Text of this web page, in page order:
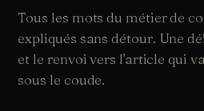
Tous les mots du métier de
expliqués sans détour. Une
et le renvoi vers l'article qui
sous le coude.